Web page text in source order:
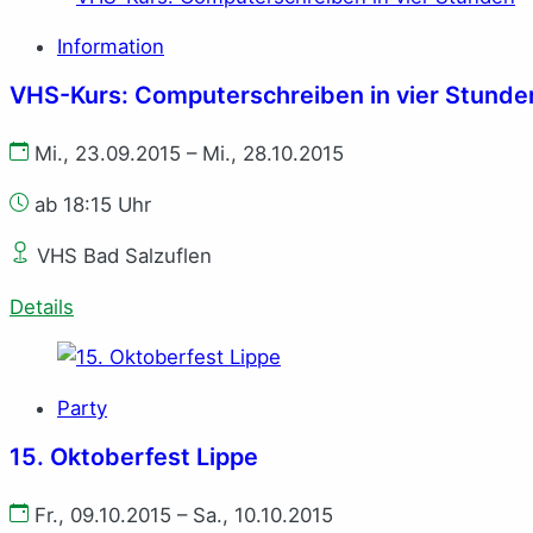
Information
VHS-Kurs: Computerschreiben in vier
Mi., 23.09.2015 – Mi., 28.10.2015
ab 18:15 Uhr
VHS Bad Salzuflen
Details
Party
15. Oktoberfest Lippe
Fr., 09.10.2015 – Sa., 10.10.2015